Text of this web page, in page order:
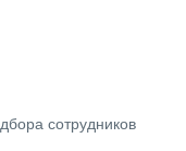
сотрудников